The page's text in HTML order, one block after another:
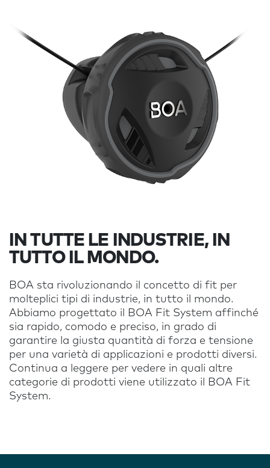
IN TUTTE LE INDUSTRIE, IN
TUTTO IL MONDO.
BOA sta rivoluzionando il concetto di fit per
molteplici tipi di industrie, in tutto il mondo.
Abbiamo progettato il BOA Fit System affinché
sia rapido, comodo e preciso, in grado di
garantire la giusta quantità di forza e tensione
per una varietà di applicazioni e prodotti diversi.
Continua a leggere per vedere in quali altre
categorie di prodotti viene utilizzato il BOA Fit
System.